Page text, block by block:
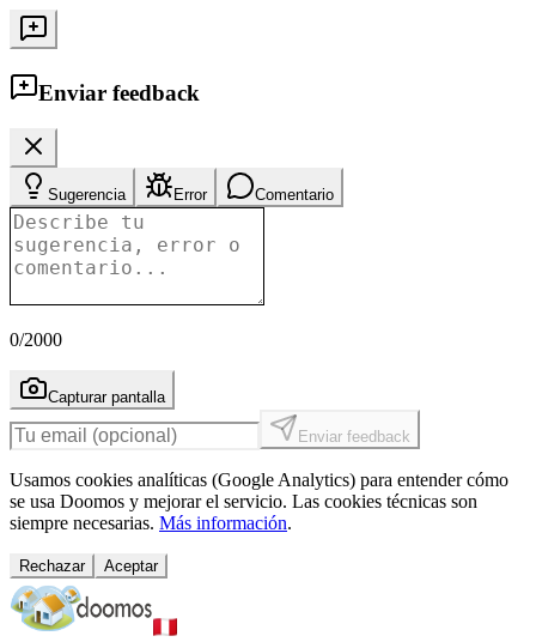
Enviar feedback
Sugerencia Error Comentario
0/2000
Capturar pantalla
Enviar feedback
Usamos cookies analíticas (Google Analytics) para entender cómo
se usa Doomos y mejorar el servicio. Las cookies técnicas son
siempre necesarias. Más información.
Rechazar Aceptar